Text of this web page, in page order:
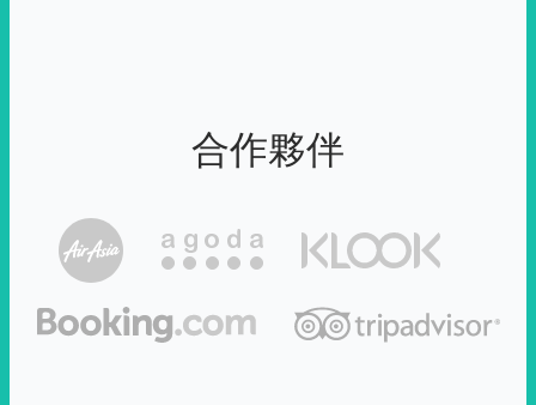
合作夥伴